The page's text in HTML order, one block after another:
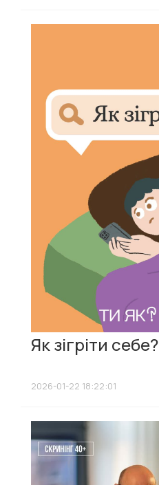
Як зігріти себе?
2026-01-22 18:22:01